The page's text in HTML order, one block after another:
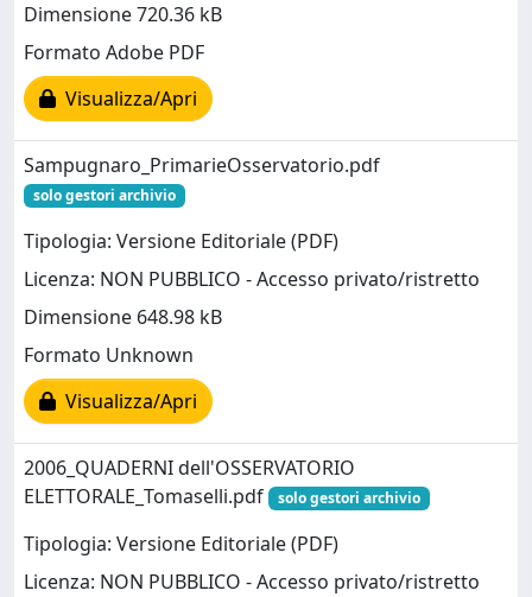
Dimensione 720.36 kB
Formato Adobe PDF
Visualizza/Apri
Sampugnaro_PrimarieOsservatorio.pdf
solo gestori archivio
Tipologia: Versione Editoriale (PDF)
Licenza: NON PUBBLICO - Accesso privato/ristretto
Dimensione 648.98 kB
Formato Unknown
Visualizza/Apri
2006_QUADERNI dell'OSSERVATORIO
ELETTORALE_Tomaselli.pdf
solo gestori archivio
Tipologia: Versione Editoriale (PDF)
Licenza: NON PUBBLICO - Accesso privato/ristretto